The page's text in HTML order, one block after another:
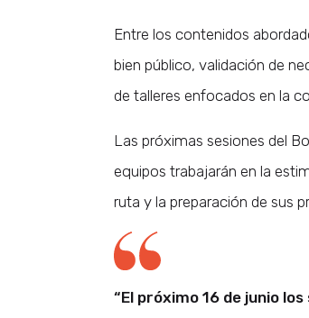
Entre los contenidos
bien público, validación de
de talleres enfocados en la
Las próximas sesiones del
equipos trabajarán en la
ruta y la preparación de sus
“El próximo 16 de junio